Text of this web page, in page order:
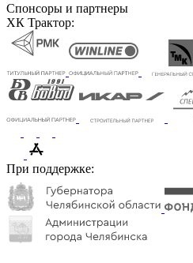
Спонсоры и партнеры
ХК Трактор:
При поддержке: